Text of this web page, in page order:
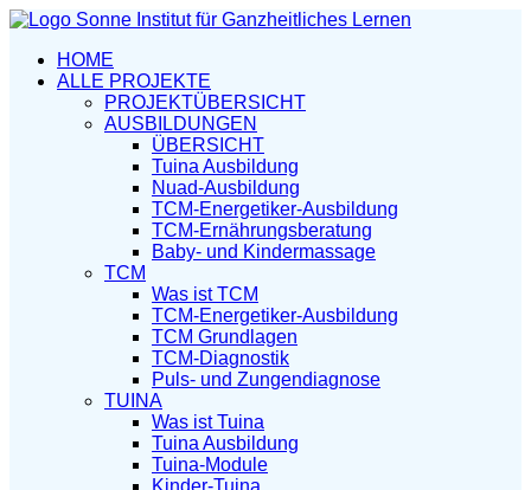
HOME
ALLE PROJEKTE
PROJEKTÜBERSICHT
AUSBILDUNGEN
ÜBERSICHT
Tuina Ausbildung
Nuad-Ausbildung
TCM-Energetiker-Ausbildung
TCM-Ernährungsberatung
Baby- und Kindermassage
TCM
Was ist TCM
TCM-Energetiker-Ausbildung
TCM Grundlagen
TCM-Diagnostik
Puls- und Zungendiagnose
TUINA
Was ist Tuina
Tuina Ausbildung
Tuina-Module
Kinder-Tuina